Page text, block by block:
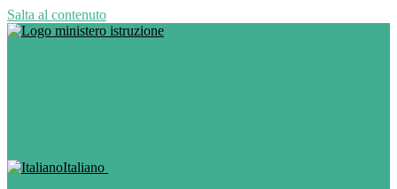
Salta al contenuto
Italiano